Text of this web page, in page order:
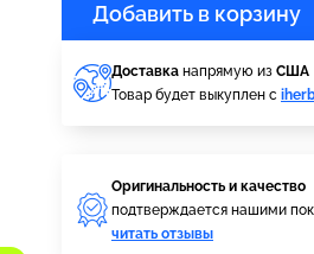
Добавить в корзину
Доставка напрямую из США
Товар будет выкуплен с
Оригинальность и качество
подтверждается нашими
читать отзывы